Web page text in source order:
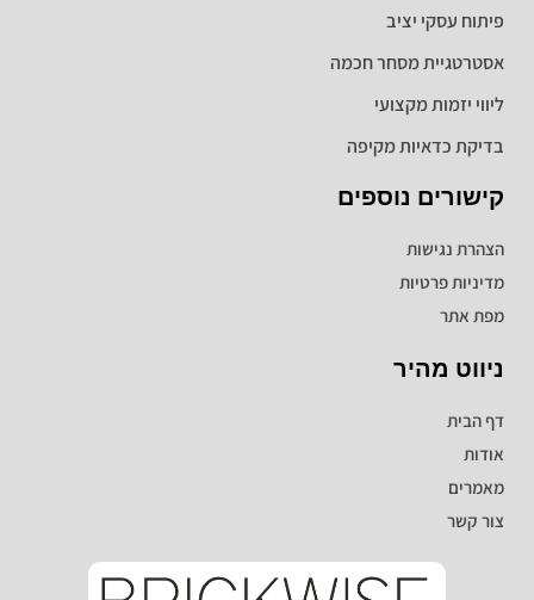
ניווט מהיר
דף הבית
אודות
מאמרים
צור קשר
קישורים נוספים
הצהרת נגישות
מדיניות פרטיות
מפת אתר
פיתוח עסקי יציב
אסטרטגיית מסחר חכמה
ליווי יזמות מקצועי
בדיקת כדאיות מקיפה